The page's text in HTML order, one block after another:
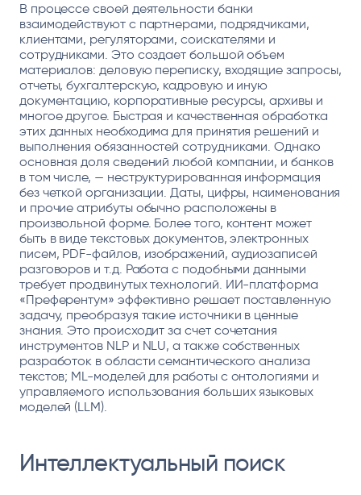
В процессе своей деятельности банки
взаимодействуют с партнерами, подрядчиками,
клиентами, регуляторами, соискателями и
сотрудниками. Это создает большой объем
материалов: деловую переписку, входящие запросы,
отчеты, бухгалтерскую, кадровую и иную
документацию, корпоративные ресурсы, архивы и
многое другое. Быстрая и качественная обработка
этих данных необходима для принятия решений и
выполнения обязанностей сотрудниками. Однако
основная доля сведений любой компании, и банков
в том числе, — неструктурированная информация
без четкой организации. Даты, цифры, наименования
и прочие атрибуты обычно расположены в
произвольной форме. Более того, контент может
быть в виде текстовых документов, электронных
писем, PDF-файлов, изображений, аудиозаписей
разговоров и т.д. Работа с подобными данными
требует продвинутых технологий. ИИ-платформа
«Преферентум» эффективно решает поставленную
задачу, преобразуя такие источники в ценные
знания. Это происходит за счет сочетания
инструментов NLP и NLU, а также собственных
разработок в области семантического анализа
текстов; ML-моделей для работы с онтологиями и
управляемого использования больших языковых
моделей (LLM).
Интеллектуальный поиск